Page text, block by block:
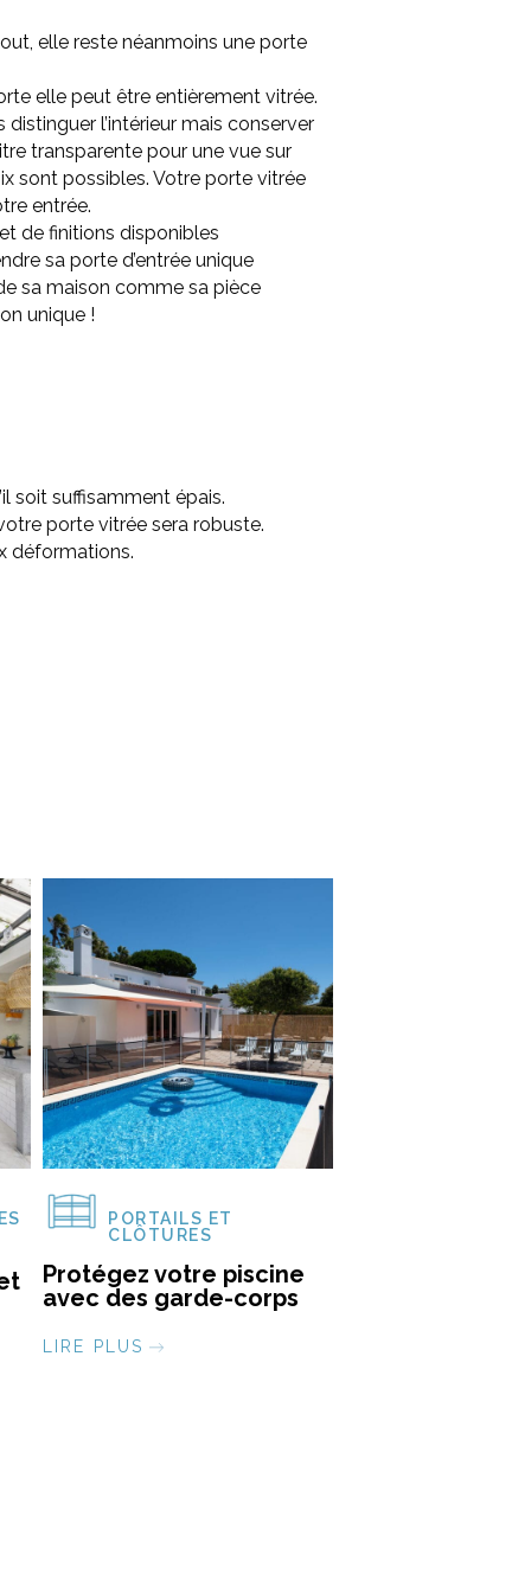
elle reste néanmoins une porte
elle peut être entièrement vitrée.
l’intérieur mais conserver
transparente pour une vue sur
sont possibles. Votre porte vitrée
entrée.
de finitions disponibles
sa porte d’entrée unique
sa maison comme sa pièce
unique !
soit suffisamment épais.
porte vitrée sera robuste.
déformations.
PORTAILS ET
CLÔTURES
Protégez votre piscine
avec des garde-corps
LIRE PLUS